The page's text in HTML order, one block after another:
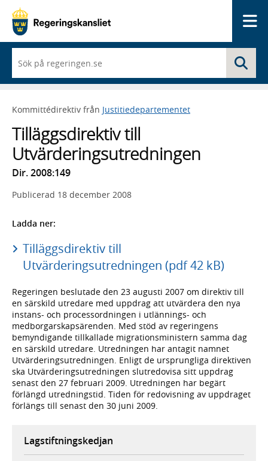
du
börjar
skriva
framträder
lista
med
sökförslag
Kommittédirektiv från Justitiedepartementet
Tilläggsdirektiv till
Utvärderingsutredningen
Dir. 2008:149
Publicerad 18 december 2008
Ladda ner:
Tilläggsdirektiv till
Utvärderingsutredningen (pdf 42 kB)
Regeringen beslutade den 23 augusti 2007 om direktiv till
en särskild utredare med uppdrag att utvärdera den nya
instans- och processordningen i utlännings- och
medborgarskapsärenden. Med stöd av regeringens
bemyndigande tillkallade migrationsministern samma dag
en särskild utredare. Utredningen har antagit namnet
Utvärderingsutredningen. Enligt de ursprungliga direktiven
ska Utvärderingsutredningen slutredovisa sitt uppdrag
senast den 27 februari 2009. Utredningen har begärt
förlängd utredningstid. Tiden för redovisning av uppdraget
förlängs till senast den 30 juni 2009.
Lagstiftningskedjan